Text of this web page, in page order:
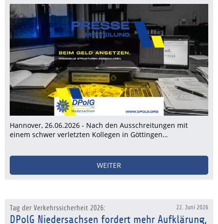
Hannover, 26.06.2026 - Nach den Ausschreitungen mit
einem schwer verletzten Kollegen in Göttingen…
WEITER
22. Juni 2026
Tag der Verkehrssicherheit 2026:
DPolG Niedersachsen fordert mehr Aufklärung,